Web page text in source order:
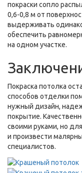
покраски сопло
0,6-0,8 м от
выдерживать
обеспечить
на одном участке.
Покраска потолка
способов отделки
нужный дизайн,
покрытие.
своими руками, но
и произвести
специалистов.